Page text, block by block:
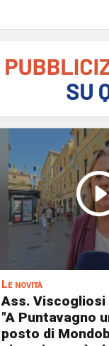
Le novità
Ass. Viscogliosi
"A Puntavagno
posto di